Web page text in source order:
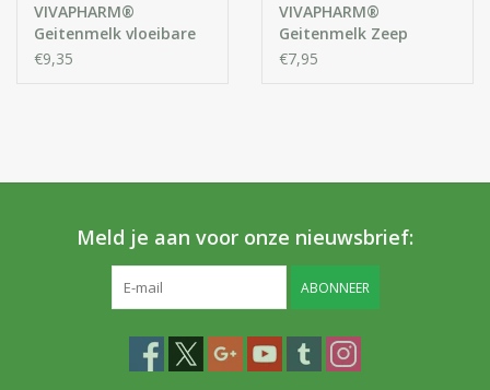
VIVAPHARM®
Geitenmelk vloeibare
handzeep
€9,35
VIVAPHARM®
Geitenmelk Zeep
€7,95
Meld je aan voor onze nieuwsbrief:
ABONNEER